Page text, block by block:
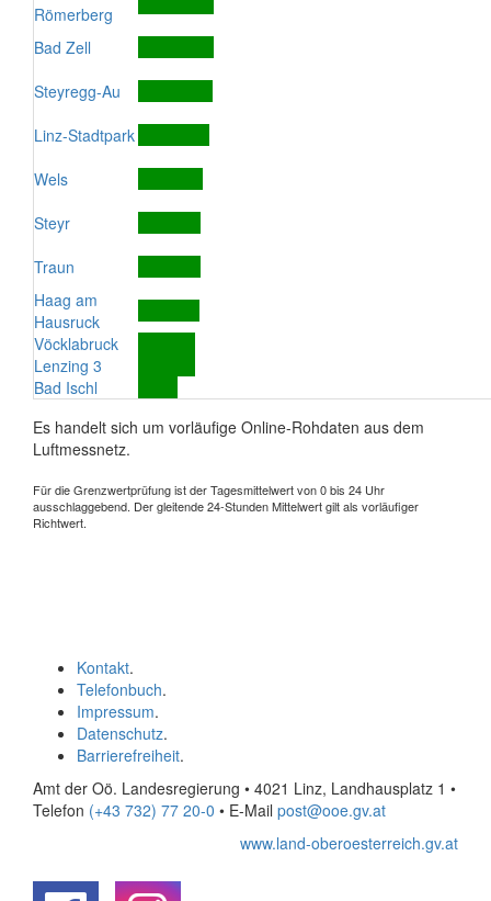
Römerberg
Bad Zell
Steyregg-Au
Linz-Stadtpark
Wels
Steyr
Traun
Haag am
Hausruck
Vöcklabruck
Lenzing 3
Bad Ischl
Es handelt sich um vorläufige Online-Rohdaten aus dem
Luftmessnetz.
Für die Grenzwertprüfung ist der Tagesmittelwert von 0 bis 24 Uhr
ausschlaggebend. Der gleitende 24-Stunden Mittelwert gilt als vorläufiger
Richtwert.
Kontakt.
Telefonbuch.
Impressum.
Datenschutz.
Barrierefreiheit.
Amt der Oö. Landesregierung • 4021 Linz, Landhausplatz 1 •
Telefon (+43 732) 77 20-0 • E-Mail post@ooe.gv.at
www.land-oberoesterreich.gv.at